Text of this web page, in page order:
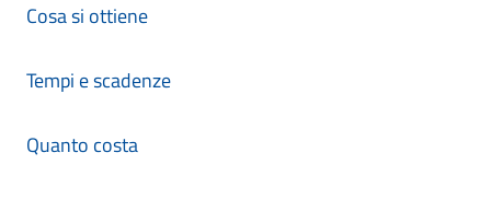
Cosa si ottiene
Tempi e scadenze
Quanto costa